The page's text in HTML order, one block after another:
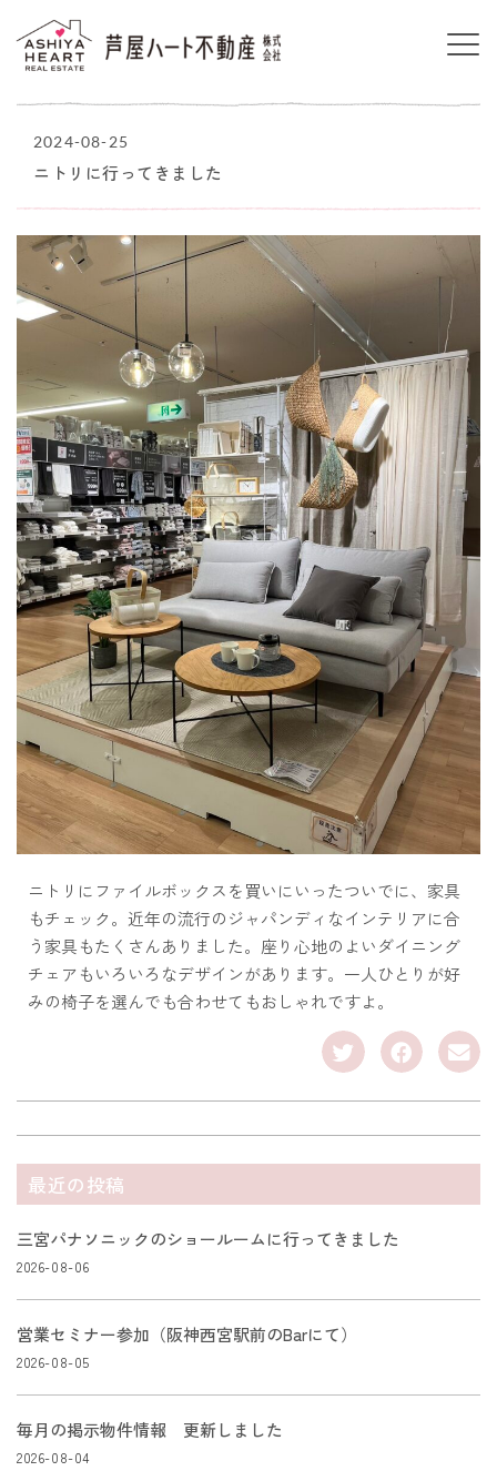
2024-08-25
ニトリに行ってきました
ニトリにファイルボックスを買いにいったついでに、家具
もチェック。近年の流行のジャパンディなインテリアに合
う家具もたくさんありました。座り心地のよいダイニング
チェアもいろいろなデザインがあります。一人ひとりが好
みの椅子を選んでも合わせてもおしゃれですよ。
最近の投稿
三宮パナソニックのショールームに行ってきました
2026-08-06
営業セミナー参加（阪神西宮駅前のBarにて）
2026-08-05
毎月の掲示物件情報 更新しました
2026-08-04